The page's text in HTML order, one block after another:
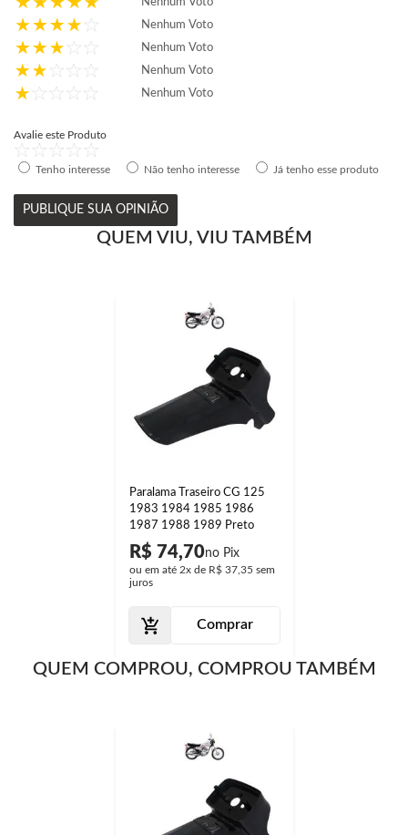
Nenhum Voto
Nenhum Voto
Nenhum Voto
Nenhum Voto
Avalie este Produto
Tenho interesse Não tenho interesse Já tenho esse produto
PUBLIQUE SUA OPINIÃO
QUEM VIU, VIU TAMBÉM
Paralama Traseiro CG 125
1983 1984 1985 1986
1987 1988 1989 Preto
R$ 74,70
ou em até 2xde R$ 37,35 sem
juros
Comprar
QUEM COMPROU, COMPROU TAMBÉM